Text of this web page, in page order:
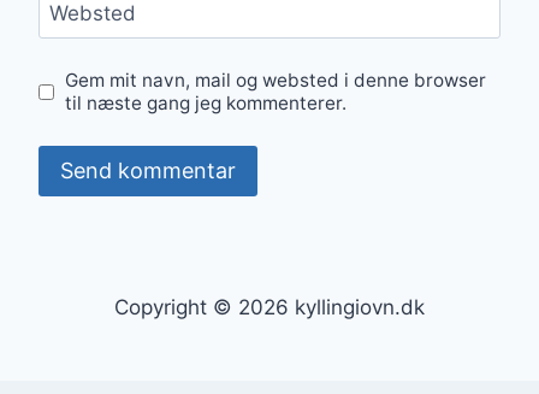
Websted
Gem mit navn, mail og websted i denne browser
til næste gang jeg kommenterer.
Copyright © 2026 kyllingiovn.dk